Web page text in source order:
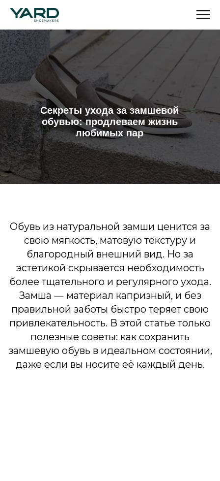
Секреты ухода за замшевой
обувью: продлеваем жизнь
любимых пар
Обувь из натуральной замши ценится за
свою мягкость, матовую текстуру и
благородный внешний вид. Но за
правильной заботы быстро теряет свою
привлекательность. В этой статье только
полезные советы: как сохранить
замшевую обувь в идеальном состоянии,
даже если вы носите её каждый день.